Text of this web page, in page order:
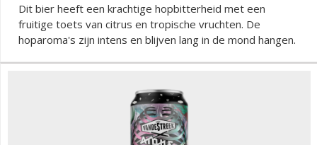
Dit bier heeft een krachtige hopbitterheid met een
fruitige toets van citrus en tropische vruchten. De
hoparoma's zijn intens en blijven lang in de mond hangen.